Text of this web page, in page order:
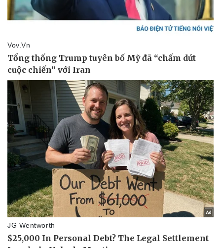
Sức khỏe
Dinh dưỡng - món ngon
Cây thuốc
Sản phụ khoa
Nhi khoa
Nam khoa
Làm đẹp - giảm cân
Phòng mạch online
Ăn sạch sống khỏe
Nhà đẹp
Blog
Tình yêu - Gia đình